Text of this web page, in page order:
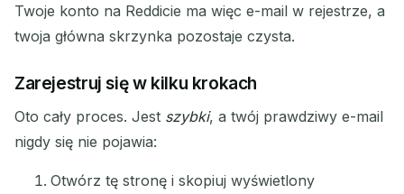
NADAWCA TEMAT AKCJA
Twoje konto na Reddicie ma więc e-mail w rejestrze, a
twoja główna skrzynka pozostaje czysta.
Zarejestruj się w kilku krokach
Oto cały proces. Jest szybki, a twój prawdziwy e-mail
nigdy się nie pojawia:
Otwórz tę stronę i skopiuj wyświetlony